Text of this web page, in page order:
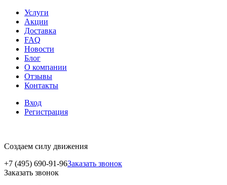
Услуги
Акции
Доставка
FAQ
Новости
Блог
О компании
Отзывы
Контакты
Вход
Регистрация
Создаем силу движения
+7 (495) 690-91-96Заказать звонок
Заказать звонок